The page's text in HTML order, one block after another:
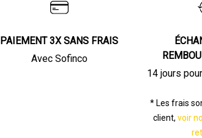
produit
produit
PAIEMENT 3X SANS FRAIS
Avec Sofinco
14 jours
* Les frais
client, voir